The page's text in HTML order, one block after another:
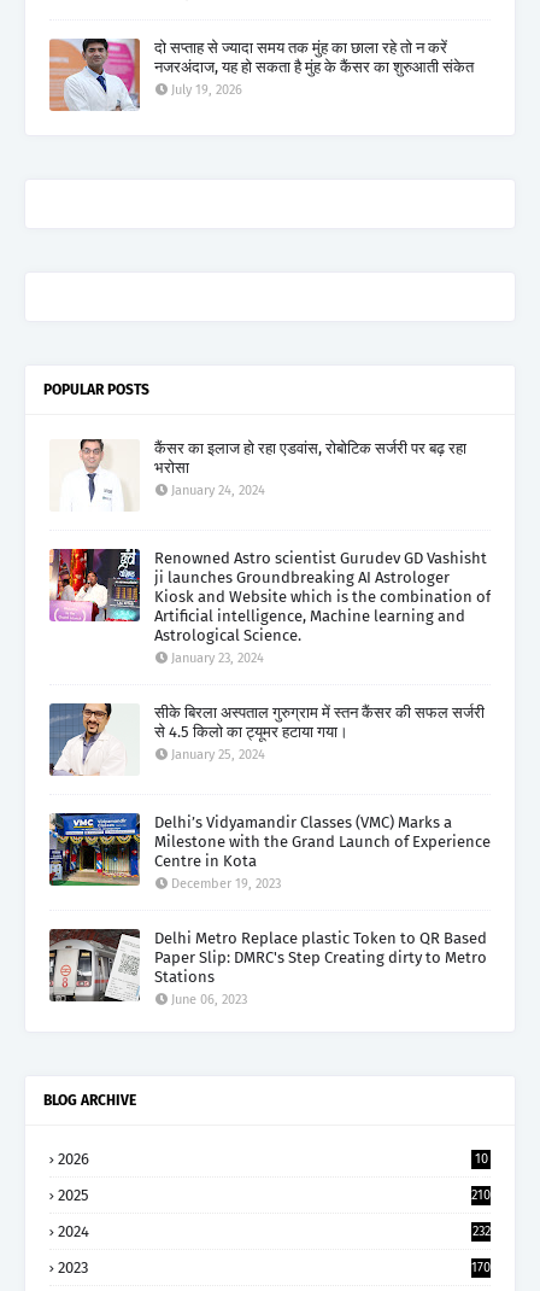
दो सप्ताह से ज्यादा समय तक मुंह का छाला रहे तो न करें
नजरअंदाज, यह हो सकता है मुंह के कैंसर का शुरुआती संकेत
July 19, 2026
POPULAR POSTS
कैंसर का इलाज हो रहा एडवांस, रोबोटिक सर्जरी पर बढ़ रहा
भरोसा
January 24, 2024
Renowned Astro scientist Gurudev GD Vashisht
ji launches Groundbreaking AI Astrologer
Kiosk and Website which is the combination of
Artificial intelligence, Machine learning and
Astrological Science.
January 23, 2024
सीके बिरला अस्पताल गुरुग्राम में स्तन कैंसर की सफल सर्जरी
से 4.5 किलो का ट्यूमर हटाया गया।
January 25, 2024
Delhi’s Vidyamandir Classes (VMC) Marks a
Milestone with the Grand Launch of Experience
Centre in Kota
December 19, 2023
Delhi Metro Replace plastic Token to QR Based
Paper Slip: DMRC's Step Creating dirty to Metro
Stations
June 06, 2023
BLOG ARCHIVE
2026
10
2025 210
2024 232
2023 170